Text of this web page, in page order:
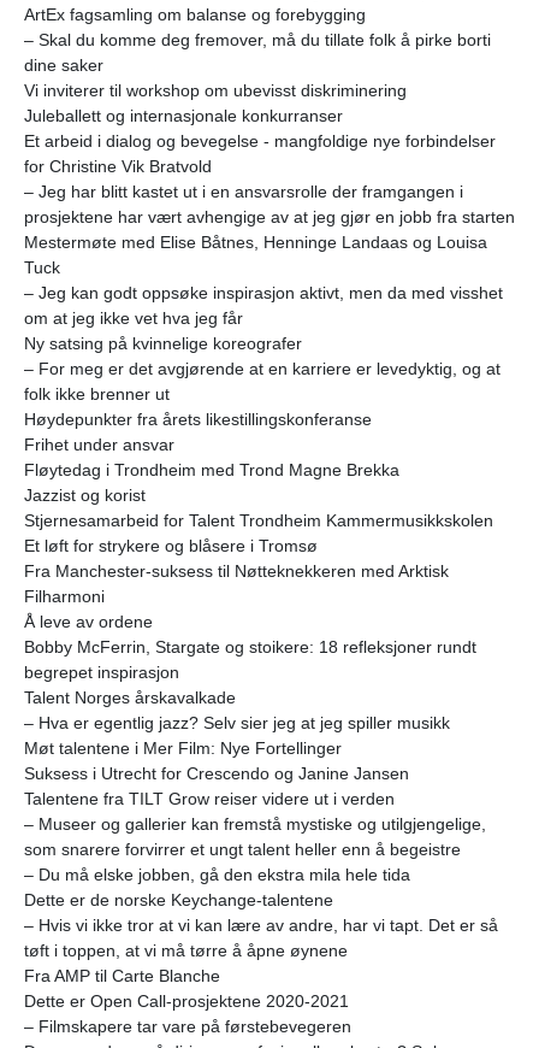
ArtEx fagsamling om balanse og forebygging
– Skal du komme deg fremover, må du tillate folk å pirke borti
dine saker
Vi inviterer til workshop om ubevisst diskriminering
Juleballett og internasjonale konkurranser
Et arbeid i dialog og bevegelse - mangfoldige nye forbindelser
for Christine Vik Bratvold
– Jeg har blitt kastet ut i en ansvarsrolle der framgangen i
prosjektene har vært avhengige av at jeg gjør en jobb fra starten
Mestermøte med Elise Båtnes, Henninge Landaas og Louisa
Tuck
– Jeg kan godt oppsøke inspirasjon aktivt, men da med visshet
om at jeg ikke vet hva jeg får
Ny satsing på kvinnelige koreografer
– For meg er det avgjørende at en karriere er levedyktig, og at
folk ikke brenner ut
Høydepunkter fra årets likestillingskonferanse
Frihet under ansvar
Fløytedag i Trondheim med Trond Magne Brekka
Jazzist og korist
Stjernesamarbeid for Talent Trondheim Kammermusikkskolen
Et løft for strykere og blåsere i Tromsø
Fra Manchester-suksess til Nøtteknekkeren med Arktisk
Filharmoni
Å leve av ordene
Bobby McFerrin, Stargate og stoikere: 18 refleksjoner rundt
begrepet inspirasjon
Talent Norges årskavalkade
– Hva er egentlig jazz? Selv sier jeg at jeg spiller musikk
Møt talentene i Mer Film: Nye Fortellinger
Suksess i Utrecht for Crescendo og Janine Jansen
Talentene fra TILT Grow reiser videre ut i verden
– Museer og gallerier kan fremstå mystiske og utilgjengelige,
som snarere forvirrer et ungt talent heller enn å begeistre
– Du må elske jobben, gå den ekstra mila hele tida
Dette er de norske Keychange-talentene
– Hvis vi ikke tror at vi kan lære av andre, har vi tapt. Det er så
tøft i toppen, at vi må tørre å åpne øynene
Fra AMP til Carte Blanche
Dette er Open Call-prosjektene 2020-2021
– Filmskapere tar vare på førstebevegeren